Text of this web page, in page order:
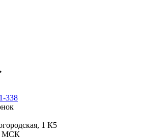
338
1 К5
МСК